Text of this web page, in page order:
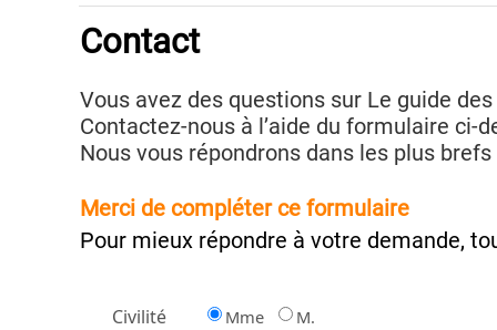
Vous avez des questions sur Le guide des
Contactez-nous à l’aide du formulaire ci-
Nous vous répondrons dans les plus
Merci de compléter ce formulaire
Pour mieux répondre à votre demande,
Civilité Mme M.
Contact